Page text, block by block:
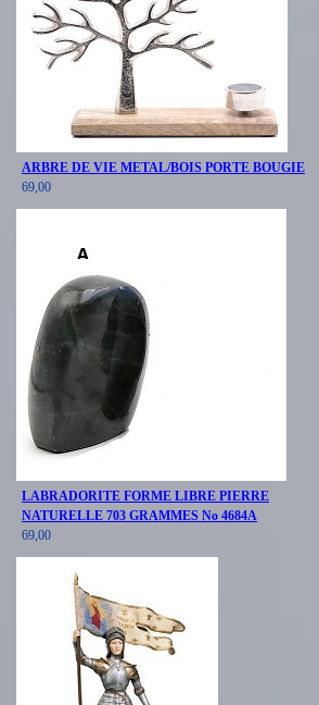
ARBRE DE VIE METAL/BOIS PORTE BOUGIE
69,00
LABRADORITE FORME LIBRE PIERRE
NATURELLE 703 GRAMMES No 4684A
69,00